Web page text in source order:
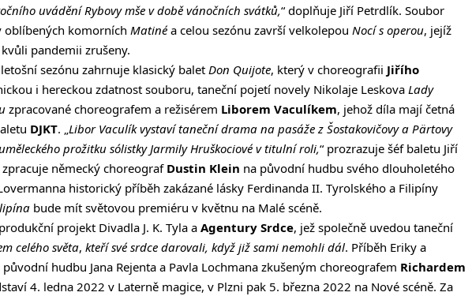
uvádění Rybovy mše v době vánočních svátků,“ doplňuje Jiří Petrdlík. Soubor
oblíbených komorních Matinéa celou sezónu završí velkolepou Nocí s operou, jejíž
pandemii zrušeny.
sezónu zahrnuje klasický balet Don Quijote, který v choreografii Jiřího
i hereckou zdatnost souboru, taneční pojetí novely Nikolaje Leskova Lady
zpracované choreografem a režisérem Liborem Vaculíkem, jehož díla mají četná
DJKT. „Libor Vaculík vystaví taneční drama na pasáže z Šostakovičovy a Pärtovy
prožitku sólistky Jarmily Hruškociové v titulní roli,“ prozrazuje šéf baletu Jiří
německý choreografDustin Klein na původní hudbu svého dlouholetého
historický příběh zakázané lásky Ferdinanda II. Tyrolského a Filipíny
bude mít světovou premiéru v květnu na Malé scéně.
projekt Divadla J. K. Tyla aAgentury Srdce, jež společně uvedou taneční
celého světa, kteří své srdce darovali, když již sami nemohli dál. Příběh Eriky a
hudbu Jana Rejenta a Pavla Lochmana zkušeným choreografem Richardem
4. ledna 2022 v Laterně magice, v Plzni pak 5. března 2022 na Nové scéně. Za